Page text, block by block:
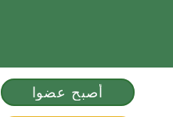
أصبح عضوا